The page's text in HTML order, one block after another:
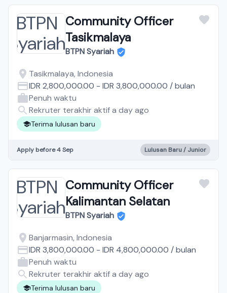
Community Officer
Tasikmalaya
BTPN Syariah
Tasikmalaya, Indonesia
IDR 2,800,000.00 - IDR 3,800,000.00 /bulan
Penuh waktu
Rekruter terakhir aktif a day ago
Terima lulusan baru
Apply before 4 Sep Lulusan Baru / Junior
Community Officer
Kalimantan Selatan
BTPN Syariah
Banjarmasin, Indonesia
IDR 3,800,000.00 - IDR 4,800,000.00 /bulan
Penuh waktu
Rekruter terakhir aktif a day ago
Terima lulusan baru